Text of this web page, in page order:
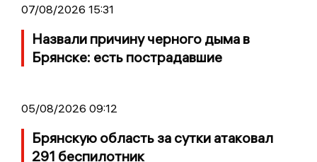
07/08/2026 15:31
Назвали причину черного дыма в
Брянске: есть пострадавшие
05/08/2026 09:12
Брянскую область за сутки атаковал
291 беспилотник